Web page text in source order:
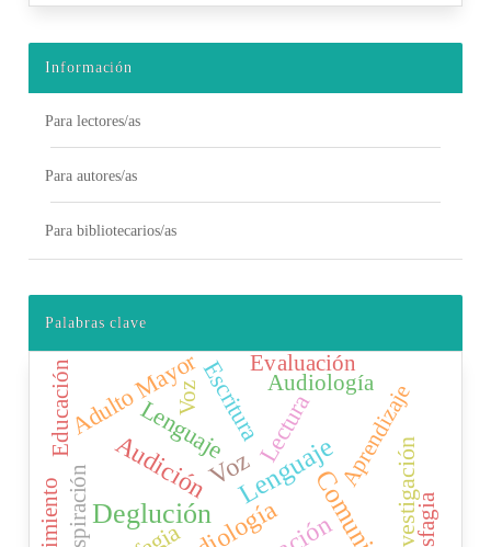
Información
Para lectores/as
Para autores/as
Para bibliotecarios/as
Palabras clave
Deglución
Lenguaje
Voz
Audición Investigación
Lenguaje
Adulto Mayor Lectura
Escritura
Educación Aprendizaje
Audiología
Respiración
Voz
Evaluación
Disfagia